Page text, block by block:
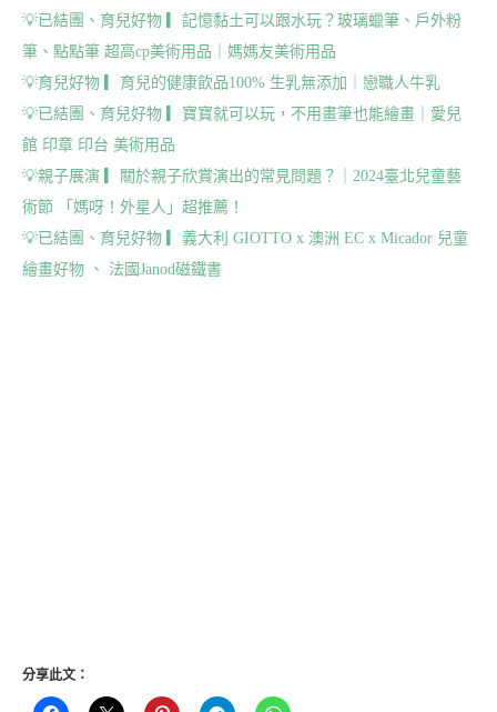
💡已結團、育兒好物 ▎記憶黏土可以跟水玩？玻璃蠟筆、戶外粉
筆、點點筆 超高cp美術用品｜媽媽友美術用品
💡育兒好物 ▎育兒的健康飲品100% 生乳無添加｜戀職人牛乳
💡已結團、育兒好物 ▎寶寶就可以玩，不用畫筆也能繪畫｜愛兒
館 印章 印台 美術用品
💡親子展演 ▎關於親子欣賞演出的常見問題？｜2024臺北兒童藝
術節 「媽呀！外星人」超推薦！
💡已結團、育兒好物 ▎義大利 GIOTTO x 澳洲 EC x Micador 兒童
繪畫好物 、 法國Janod磁鐵書
分享此文：